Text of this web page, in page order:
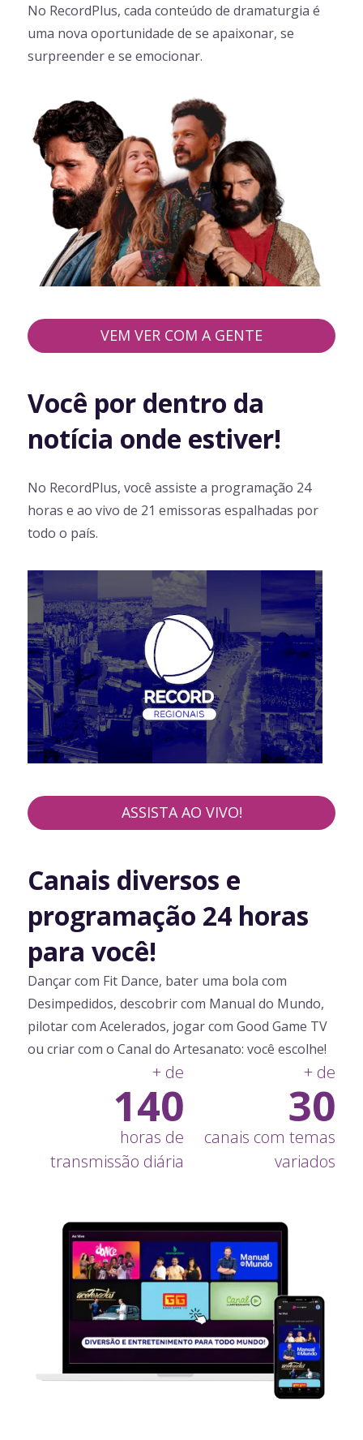
No RecordPlus, cada conteúdo de dramaturgia é
uma nova oportunidade de se apaixonar, se
surpreender e se emocionar.
VEM VER COM A GENTE
Você por dentro da
notícia onde estiver!
No RecordPlus, você assiste a programação 24
horas e ao vivo de 21 emissoras espalhadas por
todo o país.
ASSISTA AO VIVO!
Canais diversos e
programação 24 horas
para você!
Dançar com Fit Dance, bater uma bola com
Desimpedidos, descobrir com Manual do Mundo,
pilotar com Acelerados, jogar com Good Game TV
ou criar com o Canal do Artesanato: você escolhe!
+ de
140
horas de
transmissão diária
+ de
30
canais com temas
variados